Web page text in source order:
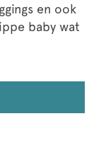
en ook
baby wat